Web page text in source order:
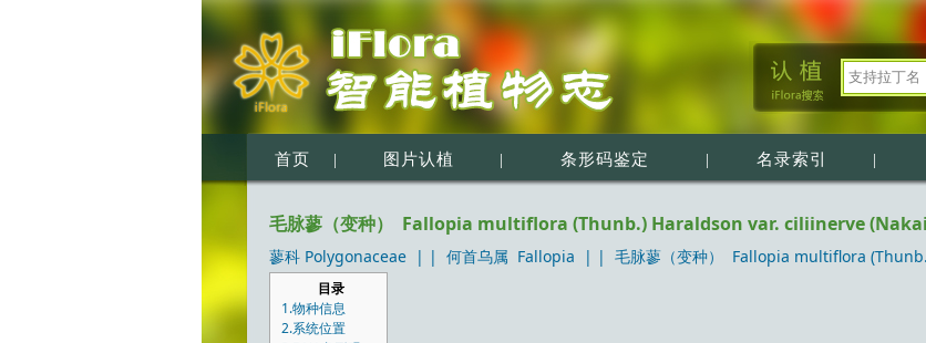
首页 | 图片认植 | 条形码鉴定 | 名录索引 |
毛脉蓼（变种） Fallopia multiflora (Thunb.) Haraldson var. ciliinerve
蓼科 Polygonaceae | | 何首乌属 Fallopia | | 毛脉蓼（变种） Fallopia multiflora
目录
1.物种信息
2.系统位置